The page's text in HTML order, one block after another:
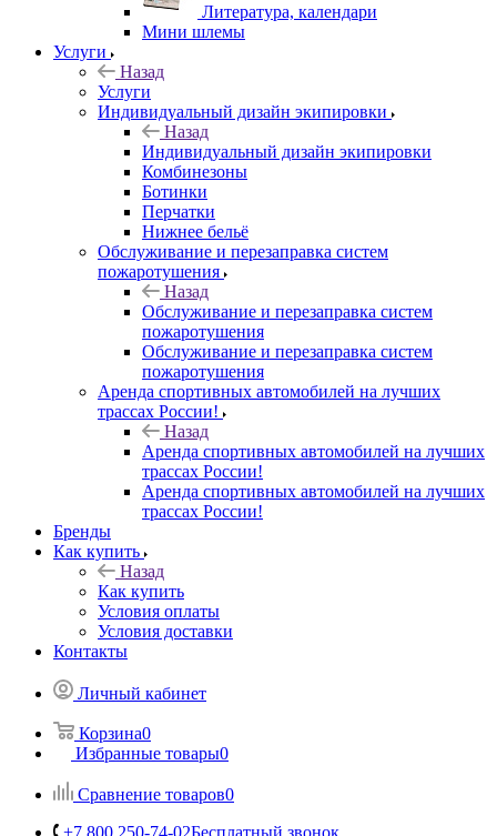
Литература, календари
Мини шлемы
Услуги
Назад
Услуги
Индивидуальный дизайн экипировки
Назад
Индивидуальный дизайн экипировки
Комбинезоны
Ботинки
Перчатки
Нижнее бельё
Обслуживание и перезаправка систем
пожаротушения
Назад
Обслуживание и перезаправка систем
пожаротушения
Обслуживание и перезаправка систем
пожаротушения
Аренда спортивных автомобилей на лучших
трассах России!
Назад
Аренда спортивных автомобилей на лучших
трассах России!
Аренда спортивных автомобилей на лучших
трассах России!
Бренды
Как купить
Назад
Как купить
Условия оплаты
Условия доставки
Контакты
Личный кабинет
Корзина0
Избранные товары0
Сравнение товаров0
+7 800 250-74-02Бесплатный звонок